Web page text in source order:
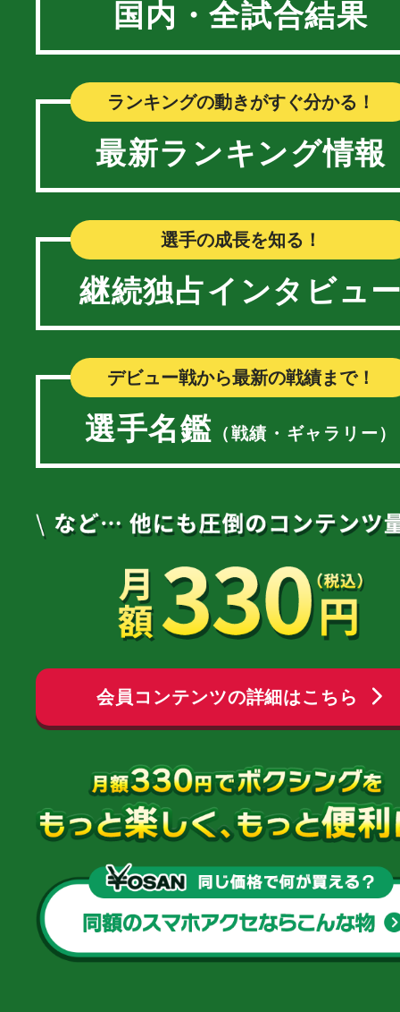
国内・全試合結果
ランキングの動きがすぐ分かる！
最新ランキング情報
選手の成長を知る！
継続独占インタビュ
デビュー戦から最新の戦績まで！
選手名鑑 （戦績・ギャラリー）
会員コンテンツの詳細はこちら